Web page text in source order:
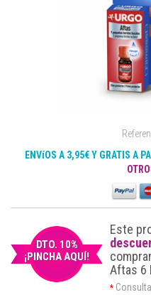
ENVíOS A 3,95€ Y GRATIS A
DTO. 10%
¡PINCHA AQUÍ!
Este
Aftas 6
*